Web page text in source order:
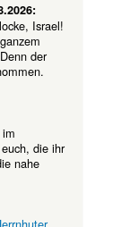
Israel!
der
die ihr
nahe